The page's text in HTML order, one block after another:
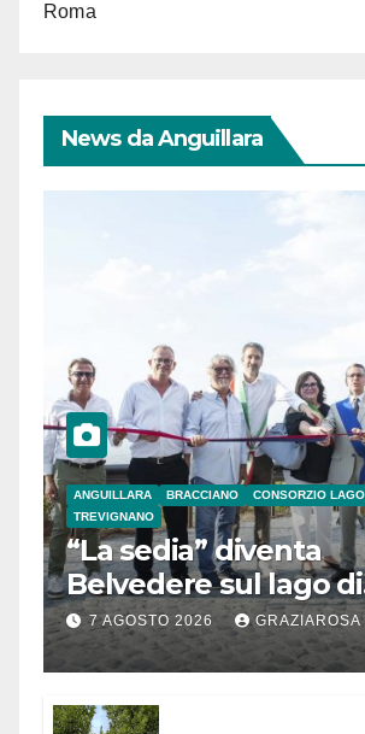
Roma
News da Anguillara
ANGUILLARA BRACCIANO
CONSORZIO
TREVIGNANO
“La sedia” diventa
Belvedere sul lago di
Bracciano: ieri
l’inaugurazione
7 AGOSTO 2026 GRAZIAROSA